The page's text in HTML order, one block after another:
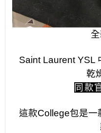
Saint Laurent YSL
乾
同款
這款College包是一